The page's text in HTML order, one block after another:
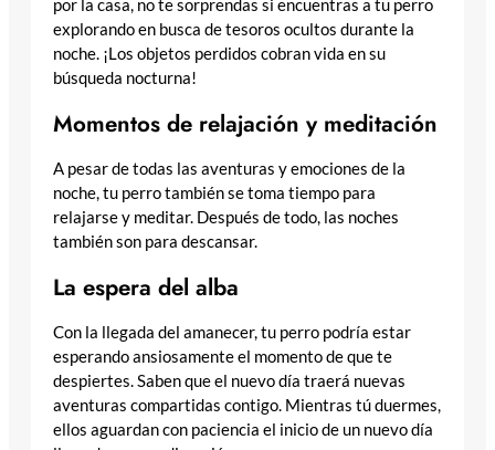
por la casa, no te sorprendas si encuentras a tu perro
explorando en busca de tesoros ocultos durante la
noche. ¡Los objetos perdidos cobran vida en su
búsqueda nocturna!
Momentos de relajación y meditación
A pesar de todas las aventuras y emociones de la
noche, tu perro también se toma tiempo para
relajarse y meditar. Después de todo, las noches
también son para descansar.
La espera del alba
Con la llegada del amanecer, tu perro podría estar
esperando ansiosamente el momento de que te
despiertes. Saben que el nuevo día traerá nuevas
aventuras compartidas contigo. Mientras tú duermes,
ellos aguardan con paciencia el inicio de un nuevo día